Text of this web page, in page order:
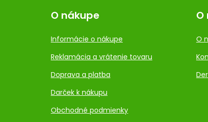
O nákupe
Informácie o nákupe
Reklamácia a vrátenie tovaru
Doprava a platba
Darček k nákupu
Obchodné podmienky
O
O